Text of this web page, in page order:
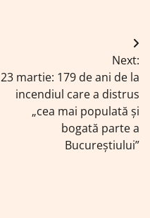
Next:
23 martie: 179 de ani de la
incendiul care a distrus
„cea mai populată și
bogată parte a
Bucureștiului”